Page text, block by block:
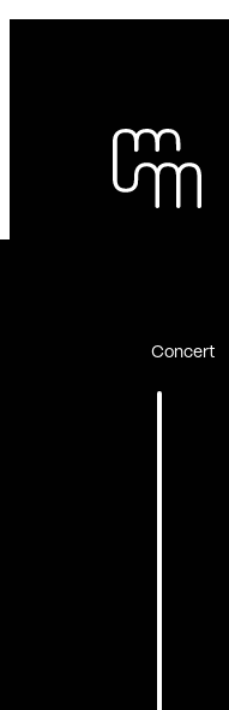
Pied de page
Concert